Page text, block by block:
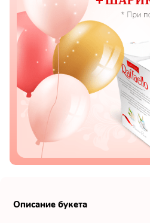
Подсолнухи
Лизиантусы
Хризантемы
Лилии
Орхидеи
Ромашки
Описание букета